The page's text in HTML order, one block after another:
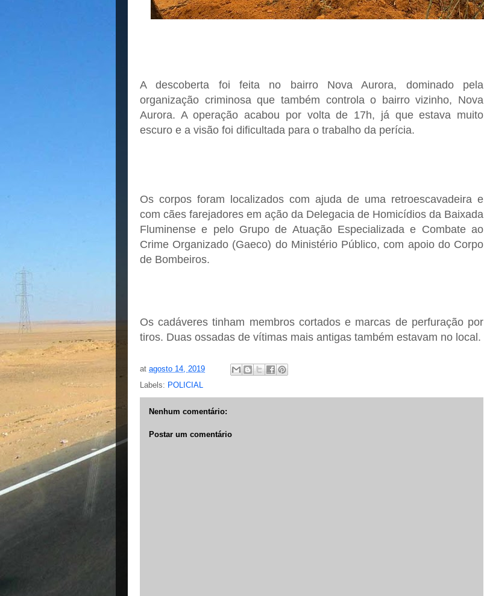
A descoberta foi feita no bairro Nova Aurora, dominado pela
organização criminosa que também controla o bairro vizinho, Nova
Aurora. A operação acabou por volta de 17h, já que estava muito
escuro e a visão foi dificultada para o trabalho da perícia.
Os corpos foram localizados com ajuda de uma retroescavadeira e
com cães farejadores em ação da Delegacia de Homicídios da Baixada
Fluminense e pelo Grupo de Atuação Especializada e Combate ao
Crime Organizado (Gaeco) do Ministério Público, com apoio do Corpo
de Bombeiros.
Os cadáveres tinham membros cortados e marcas de perfuração por
tiros. Duas ossadas de vítimas mais antigas também estavam no local.
at agosto 14, 2019
Labels: POLICIAL
Nenhum comentário:
Postar um comentário